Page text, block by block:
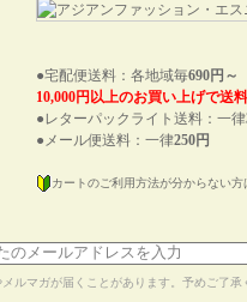
●宅配便送料：各地域毎690円～
10,000円以上のお買い上げで送
●レターパックライト送料：一律
●メール便送料：一律250円
カートのご利用方法が分からない
ルマガが届くことがあります。予めご了承